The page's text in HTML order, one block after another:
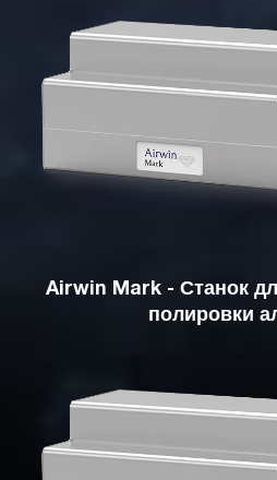
Airwin Mark - Станок
полировки